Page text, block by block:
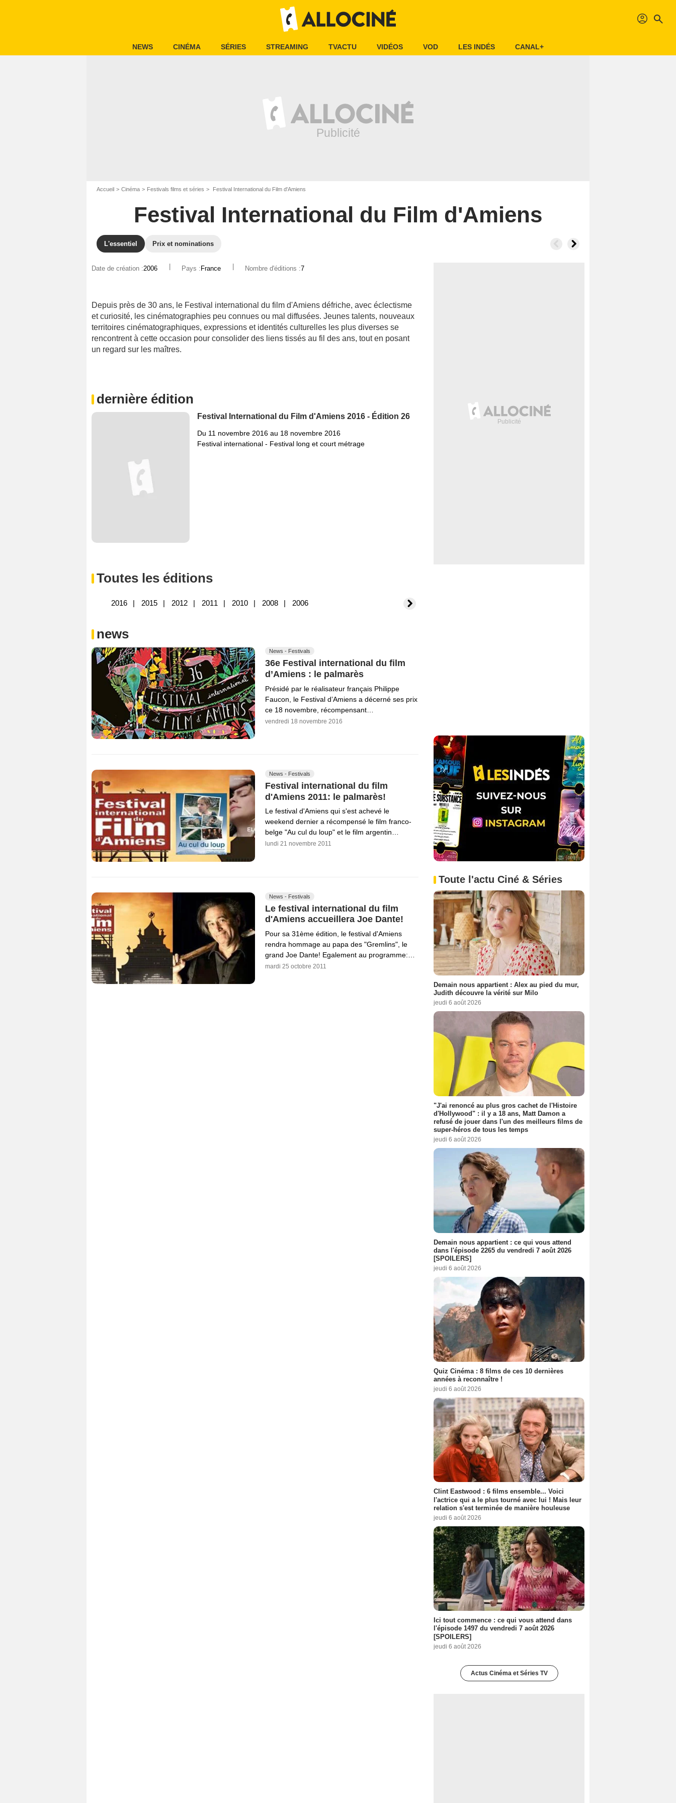
profil search
NEWS CINÉMA SÉRIES STREAMING TVACTU VIDÉOS VOD LES INDÉS CANAL+
Accueil Cinéma Festivals films et séries Festival International du Film d'Amiens
Festival International du Film d'Amiens
L'essentiel Prix et nominations
Date de création :2006 Pays : France Nombre d'éditions :7
Depuis près de 30 ans, le Festival international du film d'Amiens défriche, avec éclectisme
et curiosité, les cinématographies peu connues ou mal diffusées. Jeunes talents, nouveaux
territoires cinématographiques, expressions et identités culturelles les plus diverses se
rencontrent à cette occasion pour consolider des liens tissés au fil des ans, tout en posant
un regard sur les maîtres.
dernière édition
Festival International du Film d'Amiens 2016 - Édition 26
Du 11 novembre 2016 au 18 novembre 2016
Festival international - Festival long et court métrage
Toutes les éditions
2016 2015 2012 2011 2010 2008 2006
news
News - Festivals
36e Festival international du film
d’Amiens : le palmarès
Présidé par le réalisateur français Philippe
Faucon, le Festival d’Amiens a décerné ses prix
ce 18 novembre, récompensant…
vendredi 18 novembre 2016
News - Festivals
Festival international du film
d'Amiens 2011: le palmarès!
Le festival d'Amiens qui s'est achevé le
weekend dernier a récompensé le film franco-
belge "Au cul du loup" et le film argentin…
lundi 21 novembre 2011
News - Festivals
Le festival international du film
d'Amiens accueillera Joe Dante!
Pour sa 31ème édition, le festival d'Amiens
rendra hommage au papa des "Gremlins", le
grand Joe Dante! Egalement au programme:…
mardi 25 octobre 2011
Toute l'actu Ciné & Séries
Demain nous appartient : Alex au pied du mur,
Judith découvre la vérité sur Milo
jeudi 6 août 2026
"J'ai renoncé au plus gros cachet de l'Histoire
d'Hollywood" : il y a 18 ans, Matt Damon a
refusé de jouer dans l'un des meilleurs films de
super-héros de tous les temps
jeudi 6 août 2026
Demain nous appartient : ce qui vous attend
dans l'épisode 2265 du vendredi 7 août 2026
[SPOILERS]
jeudi 6 août 2026
Quiz Cinéma : 8 films de ces 10 dernières
années à reconnaître !
jeudi 6 août 2026
Clint Eastwood : 6 films ensemble... Voici
l'actrice qui a le plus tourné avec lui ! Mais leur
relation s'est terminée de manière houleuse
jeudi 6 août 2026
Ici tout commence : ce qui vous attend dans
l'épisode 1497 du vendredi 7 août 2026
[SPOILERS]
jeudi 6 août 2026
Actus Cinéma et Séries TV